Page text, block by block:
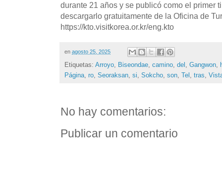
durante 21 años y se publicó como el primer
descargarlo gratuitamente de la Oficina de
https://kto.visitkorea.or.kr/eng.kto
en agosto 25, 2025
Etiquetas: Arroyo, Biseondae, camino, del , Gangwon,
Página, ro, Seoraksan, si, Sokcho, son, Tel , tras,
No hay comentarios:
Publicar un comentario